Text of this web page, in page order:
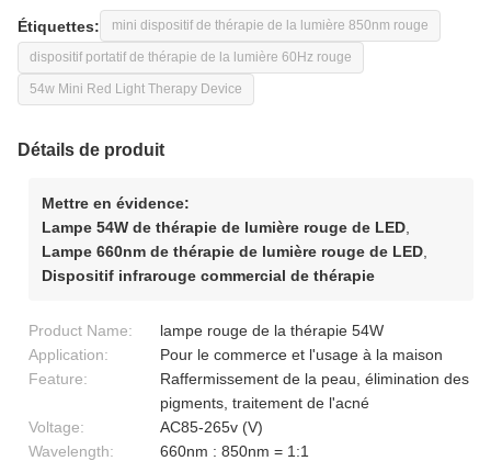
Étiquettes: mini dispositif de thérapie de la lumière 850nm rouge
dispositif portatif de thérapie de la lumière 60Hz rouge
54w Mini Red Light Therapy Device
Détails de produit
Mettre en évidence:
Lampe 54W de thérapie de lumière rouge de LED
Lampe 660nm de thérapie de lumière rouge de LED
Dispositif infrarouge commercial de thérapie
Product Name:
lampe rouge de la thérapie 54W
Application:
Pour le commerce et l'usage à la maison
Feature:
Raffermissement de la peau, élimination des
pigments, traitement de l'acné
Voltage:
AC85-265v (V)
Wavelength:
660nm : 850nm = 1:1